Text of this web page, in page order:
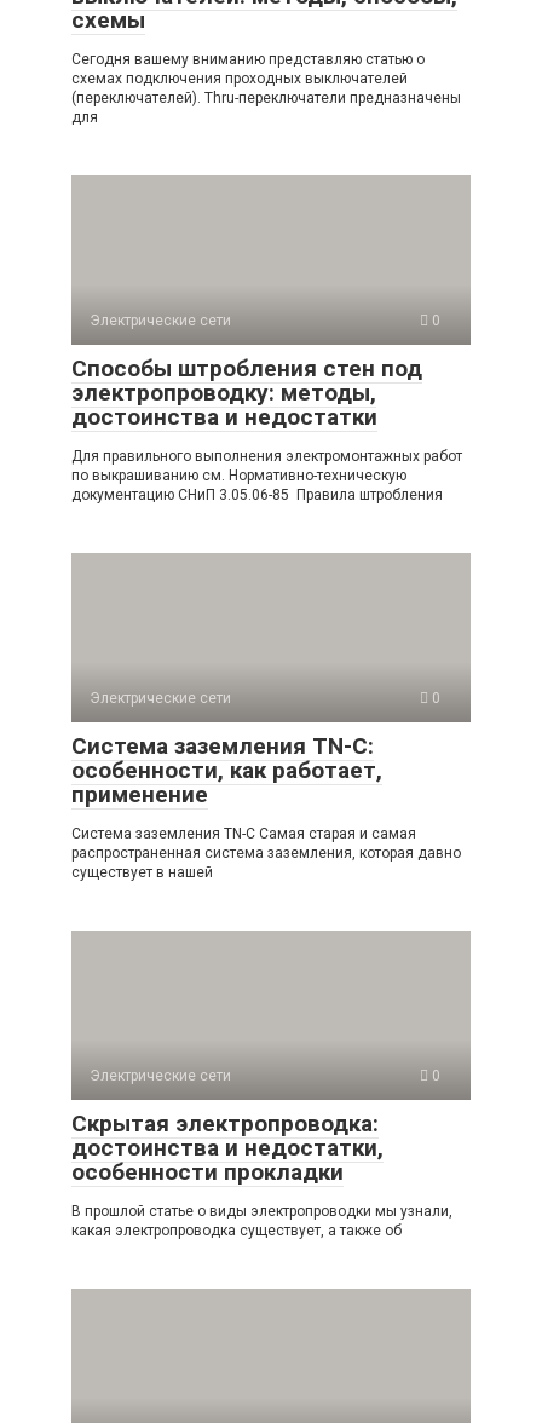
схемы
Сегодня вашему вниманию представляю статью о
схемах подключения проходных выключателей
(переключателей). Thru-переключатели предназначены
для
Электрические сети 0
Способы штробления стен под
электропроводку: методы,
достоинства и недостатки
Для правильного выполнения электромонтажных работ
по выкрашиванию см. Нормативно-техническую
документацию СНиП 3.05.06-85 Правила штробления
Электрические сети 0
Система заземления TN-C:
особенности, как работает,
применение
Система заземления TN-C Самая старая и самая
распространенная система заземления, которая давно
существует в нашей
Электрические сети 0
Скрытая электропроводка:
достоинства и недостатки,
особенности прокладки
В прошлой статье о виды электропроводки мы узнали,
какая электропроводка существует, а также об